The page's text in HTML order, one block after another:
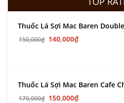
Thuốc Lá Sợi Mac Baren
150,000₫ 140,000₫
Thuốc Lá Sợi Mac Baren Cafe
170,000₫ 150,000₫